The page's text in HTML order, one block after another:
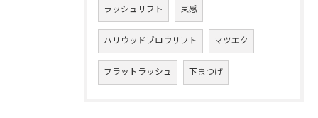
ラッシュリフト 束感
ハリウッドブロウリフト マツエク
フラットラッシュ 下まつげ